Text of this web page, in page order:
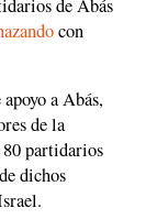
de Abás
con
a Abás,
de la
80 partidarios
dichos